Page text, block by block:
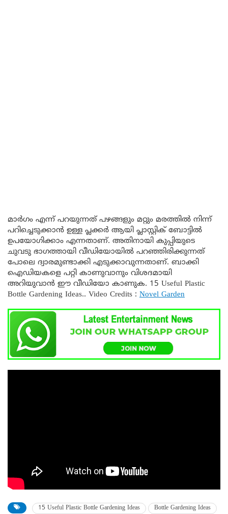
മാർഗം എന്ന് പറയുന്നത് പഴങ്ങളും മറ്റും മരത്തിൽ നിന്ന്
പറിച്ചെടുക്കാൻ ഉള്ള പ്ലക്കർ ആയി പ്ലാസ്റ്റിക് ബോട്ടിൽ
ഉപയോഗിക്കാം എന്നതാണ്. അതിനായി കുപ്പിയുടെ
ചുവടു ഭാഗത്തായി വീഡിയോയിൽ പറഞ്ഞിരിക്കുന്നത്
പോലെ ദ്വാരമുണ്ടാക്കി എടുക്കാവുന്നതാണ്. ബാക്കി
ഐഡിയകളെ പറ്റി കാണുവാനും വിശദമായി
അറിയുവാൻ ഈ വീഡിയോ കാണുക. 15 Useful Plastic
Bottle Gardening Ideas.. Video Credits : Novel Garden
15 Useful Plastic Bottle Gardening Ideas
Bottle Gardening Ideas